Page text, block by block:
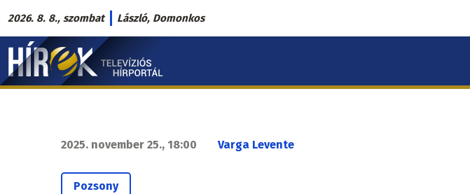
Ugrás
a
tartalomra
2026. 8. 8., szombat László, Domonkos
Hírek.sk
fő
2025. november 25., 18:00 Varga Levente
Pozsony